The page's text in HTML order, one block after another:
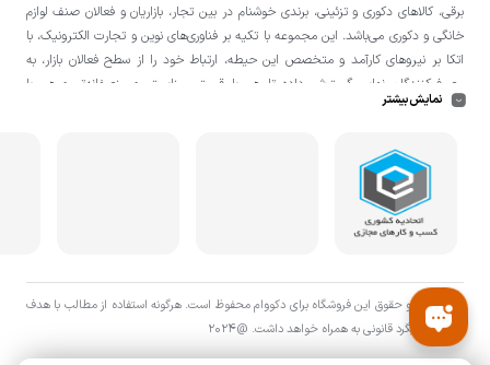
برقی، کالاهای دکوری و تزئینی، برندی خوشنام در بين تجار، بازاريان و فعالان صنف لوازم
خانگی و دکوری می‌باشد. این مجموعه با تكيه بر فناوری‌های نوين و تجارت الكترونيک، با
اتکا بر نيروهای كارآمد و متخصص اين حيطه، ارتباط خود را از سطح فعالان بازار، به
مصرف‌كنندگان نهايی گسترش داده تا هم با قيمتی مناسبتر و منصفانه‌تر و هم با
خدماتی گسترده‌تر و كيفی‌تر در خدمت هموطنان عزیز در اقصی نقاط ميهنمان باشد.
کالا از انبار تنها در صورت ثبت سفارش قبلی از طریق سایت و انتخاب زمان، امکان پذیر
نمایش بیشتر
تمامی حق و حقوق اين فروشگاه برای دکووام محفوظ است. هرگونه استفاده از مطالب با هدف
اقتصادی پیگرد قانونی به همراه خواهد داشت. @2024